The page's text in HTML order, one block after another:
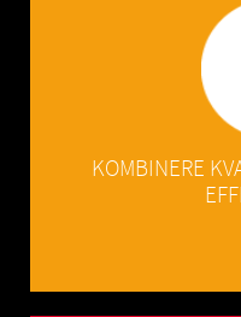
KOMBINERE
ved at udnytte
formulering